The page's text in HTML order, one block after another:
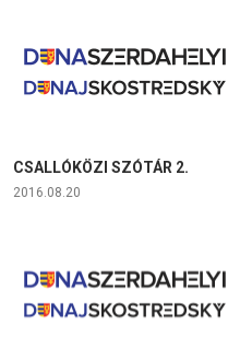
CSALLÓKÖZI SZÓTÁR 2.
2016.08.20